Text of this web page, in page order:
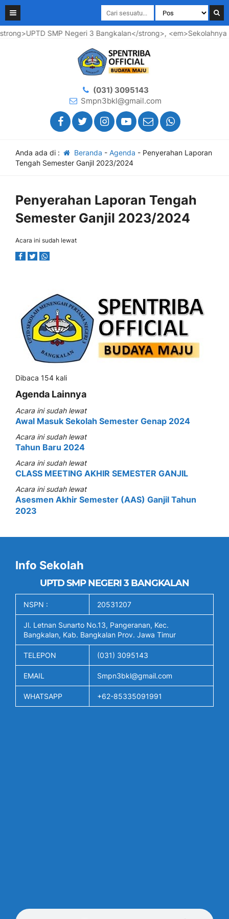
SMP Negeri 3 Bangkalan</strong>, <em>Sekolahnya
(031) 3095143
Smpn3bkl@gmail.com
Anda ada di : Beranda - Agenda - Penyerahan Laporan
Tengah Semester Ganjil 2023/2024
Penyerahan Laporan Tengah
Semester Ganjil 2023/2024
Acara ini sudah lewat
Dibaca 154 kali
Agenda Lainnya
Acara ini sudah lewat
Awal Masuk Sekolah Semester Genap 2024
Acara ini sudah lewat
Tahun Baru 2024
Acara ini sudah lewat
CLASS MEETING AKHIR SEMESTER GANJIL
Acara ini sudah lewat
Asesmen Akhir Semester (AAS) Ganjil Tahun
2023
Info Sekolah
UPTD SMP NEGERI 3 BANGKALAN
NSPN : 20531207
Jl. Letnan Sunarto No.13, Pangeranan, Kec.
Bangkalan, Kab. Bangkalan Prov. Jawa Timur
TELEPON (031) 3095143
EMAIL Smpn3bkl@gmail.com
WHATSAPP +62-85335091991